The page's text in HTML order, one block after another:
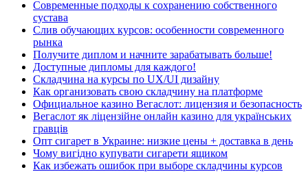
Современные подходы к сохранению собственного
сустава
Слив обучающих курсов: особенности современного
рынка
Получите диплом и начните зарабатывать больше!
Доступные дипломы для каждого!
Складчина на курсы по UX/UI дизайну
Как организовать свою складчину на платформе
Официальное казино Вегаслот: лицензия и безопасность
Вегаслот як ліцензійне онлайн казино для українських
гравців
Опт сигарет в Украине: низкие цены + доставка в день
Чому вигідно купувати сигарети ящиком
Как избежать ошибок при выборе складчины курсов